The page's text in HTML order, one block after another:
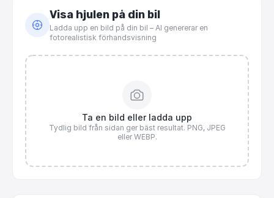
Visa hjulen på din bil
Ladda upp en bild på din bil – AI genererar en
fotorealistisk förhandsvisning
Ta en bild eller ladda upp
Tydlig bild från sidan ger bäst resultat. PNG, JPEG
eller WEBP.